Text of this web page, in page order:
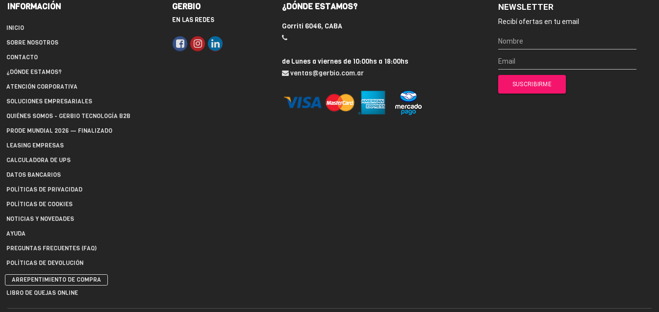
INFORMACIÓN
INICIO
SOBRE NOSOTROS
CONTACTO
¿DÓNDE ESTAMOS?
ATENCIÓN CORPORATIVA
SOLUCIONES EMPRESARIALES
QUIÉNES SOMOS - GERBIO TECNOLOGÍA B2B
PRODE MUNDIAL 2026 — FINALIZADO
LEASING EMPRESAS
CALCULADORA DE UPS
DATOS BANCARIOS
POLÍTICAS DE PRIVACIDAD
POLÍTICAS DE COOKIES
NOTICIAS Y NOVEDADES
AYUDA
PREGUNTAS FRECUENTES (FAQ)
POLÍTICAS DE DEVOLUCIÓN
ARREPENTIMIENTO DE COMPRA
LIBRO DE QUEJAS ONLINE
GERBIO
EN LAS REDES
¿DÓNDE ESTAMOS?
Gorriti 6046, CABA
de Lunes a viernes de 10:00hs a 18:00hs
ventas@gerbio.com.ar
NEWSLETTER
Recibí ofertas en tu email